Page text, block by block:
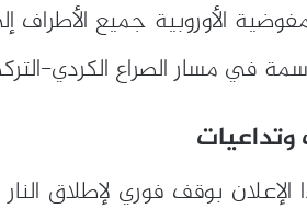
الأوروبية جميع
في مسار الصراع الكردي-
بوقف فوري لإطلاق